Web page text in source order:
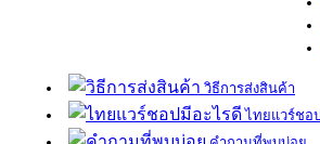
วิธีการส่งสินค้า
ไทยแวร์ชอ